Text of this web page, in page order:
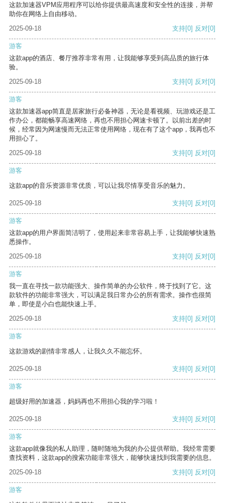
这款加速器VPM应用程序可以给你提供最高速度和安全性的连接，并帮
助你在网络上自由移动。
2025-09-18
支持[0] 反对[0]
游客
这款app的酒店、餐厅推荐非常有用，让我能够享受到高品质的旅行体
验。
2025-09-18
支持[0] 反对[0]
游客
这款加速器app简直是居家旅行必备神器，无论是看视频、玩游戏还是工
作办公，都能畅享高速网络，再也不用担心网速卡顿了。以前出差的时
候，经常因为网速慢而无法正常使用网络，现在有了这个app，我再也不
用担心了。
2025-09-18
支持[0] 反对[0]
游客
这款app的音乐资源非常优质，可以让我尽情享受音乐的魅力。
2025-09-18 支持[0] 反对[0]
游客
这款app的用户界面简洁明了，使用起来非常容易上手，让我能够快速熟
悉操作。
2025-09-18
支持[0] 反对[0]
游客
我一直在寻找一款功能强大、操作简单的办公软件，终于找到了它。这
款软件的功能非常强大，可以满足我日常办公的所有需求。操作也很简
单，即使是小白也能快速上手。
2025-09-18
支持[0] 反对[0]
游客
这款游戏的剧情非常感人，让我久久不能忘怀。
2025-09-18 支持[0] 反对[0]
游客
超级好用的加速器，妈妈再也不用担心我的学习啦！
2025-09-18 支持[0] 反对[0]
游客
这款app就像我的私人助理，随时随地为我的办公提供帮助。我经常需要
查找资料，这款app的搜索功能非常强大，能够快速找到我需要的信息。
2025-09-18
支持[0] 反对[0]
游客